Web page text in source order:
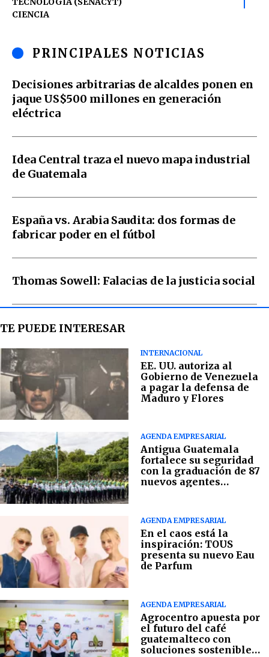
CIENCIA
PRINCIPALES NOTICIAS
Decisiones arbitrarias de alcaldes ponen en
jaque US$500 millones en generación
eléctrica
Idea Central traza el nuevo mapa industrial
de Guatemala
España vs. Arabia Saudita: dos formas de
fabricar poder en el fútbol
Thomas Sowell: Falacias de la justicia social
TE PUEDE INTERESAR
INTERNACIONAL
EE. UU. autoriza al
Gobierno de Venezuela
a pagar la defensa de
Maduro y Flores
AGENDA EMPRESARIAL
Antigua Guatemala
fortalece su seguridad
con la graduación de 87
nuevos agentes
AGENDA EMPRESARIAL
En el caos está la
inspiración: TOUS
presenta su nuevo Eau
de Parfum
AGENDA EMPRESARIAL
Agrocentro apuesta por
el futuro del café
guatemalteco con
soluciones sostenibles